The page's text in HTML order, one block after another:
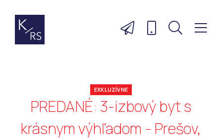
EXKLUZÍVNE
PREDANÉ: 3-izbový byt s
krásnym výhľadom - Prešov,